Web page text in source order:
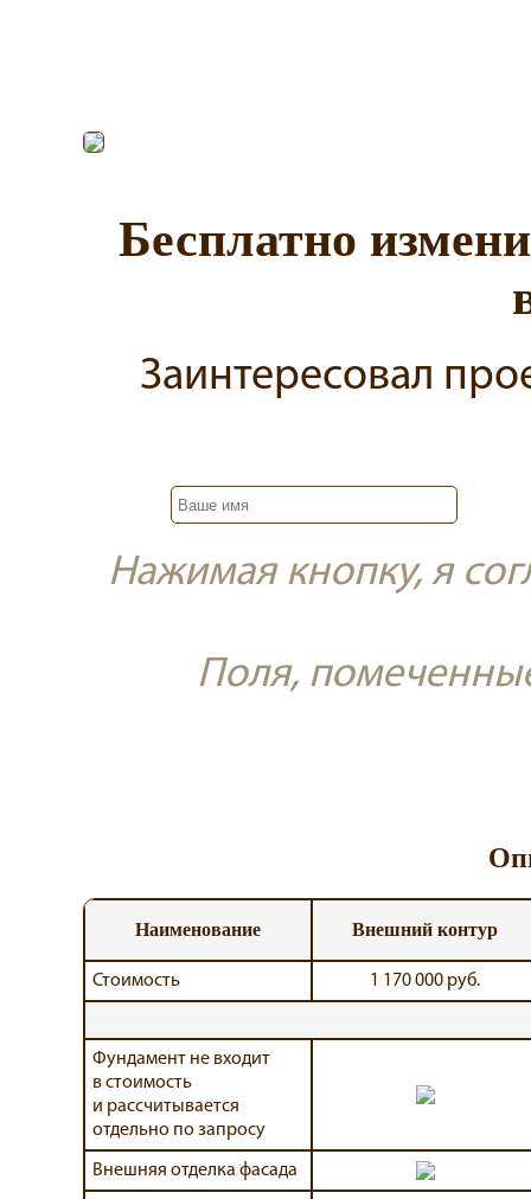
Бесплатно
Заинтересовал
Нажимая кнопку, я
Поля,
Наименование Внешний контур
Стоимость 1 170 000 руб.
Фундамент не входит
в стоимость
и рассчитывается
отдельно по запросу
Внешняя отделка фасада